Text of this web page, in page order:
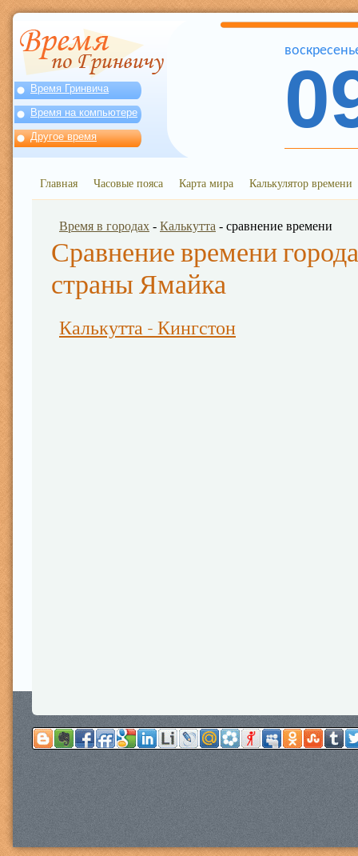
Время Гринвича
Время на компьютере
Другое время
Главная Часовые пояса Карта мира Калькулятор времени
Время в городах - Калькутта - сравнение времени
Сравнение времени
страны Ямайка
Калькутта - Кингстон